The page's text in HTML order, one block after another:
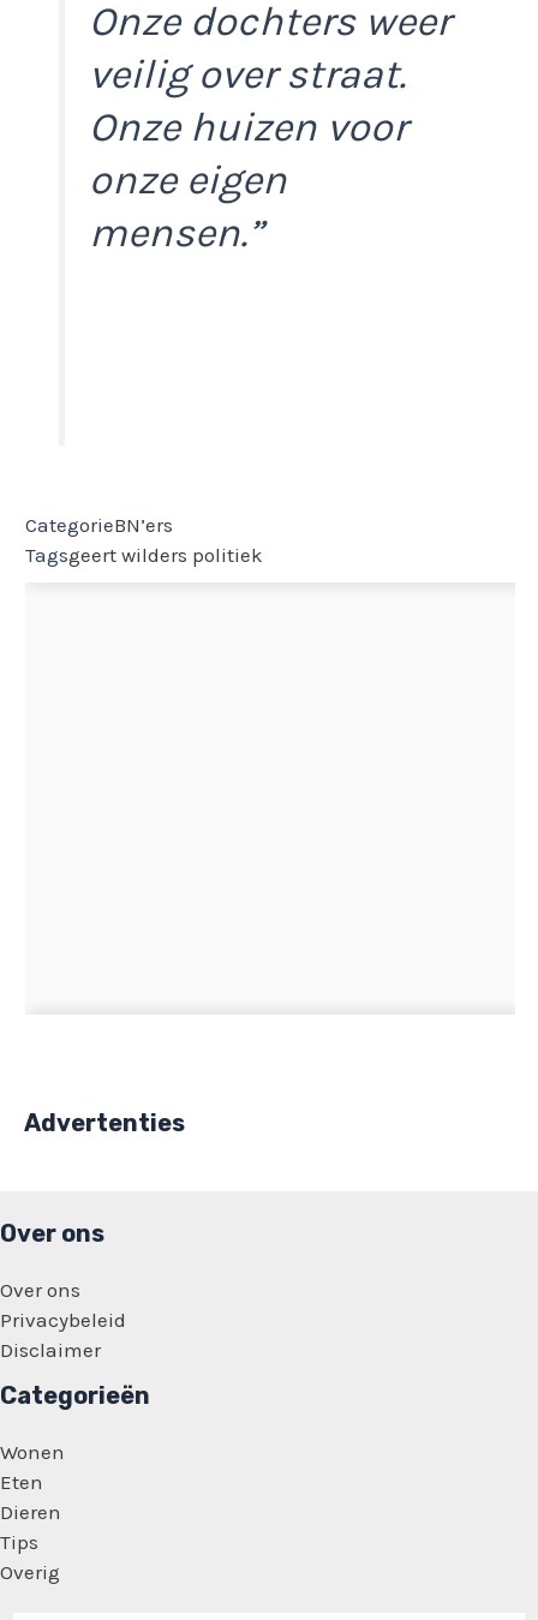
Onze dochters weer
veilig over straat.
Onze huizen voor
onze eigen
mensen.”
CategorieBN’ers
Tagsgeert wilders politiek
Advertenties
Over ons
Over ons
Privacybeleid
Disclaimer
Categorieën
Wonen
Eten
Dieren
Tips
Overig